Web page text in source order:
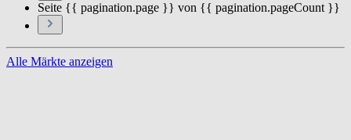
Seite {{ pagination.page }} von {{ pagination.pageCount }}
Alle Märkte anzeigen